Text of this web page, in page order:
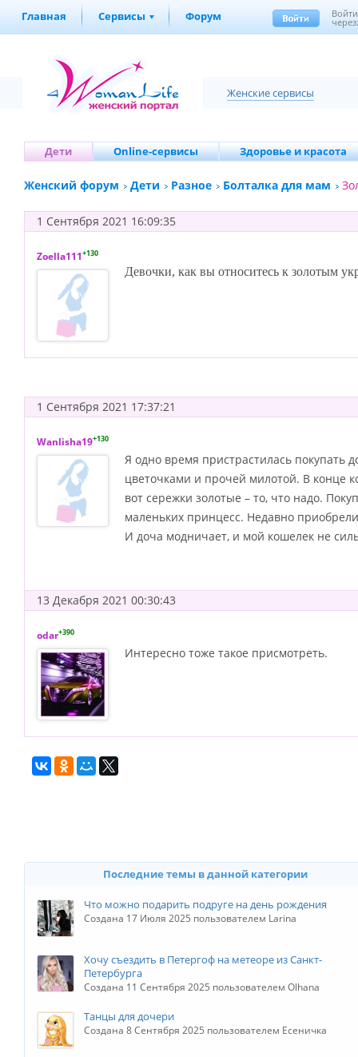
Главная Сервисы Форум Войти
Женские сервисы
Дети Online-сервисы Здоровье и красота
Женский форум Дети Разное Болталка для мам
1 Сентября 2021 16:09:35
Zoella111+130
Девочки, как вы относитесь к золотым
1 Сентября 2021 17:37:21
Wanlisha19+130
Я одно время пристрастилась покупать
цветочками и прочей милотой. В конце
вот сережки золотые – то, что надо.
маленьких принцесс. Недавно
И доча модничает, и мой кошелек не
13 Декабря 2021 00:30:43
odar+390
Интересно тоже такое присмотреть.
Последние темы в данной категории
Что можно подарить подруге на день рождения
Создана 17 Июля 2025 пользователем Larina
Хочу съездить в Петергоф на метеоре из Санкт-
Петербурга
Создана 11 Сентября 2025 пользователем Olhana
Танцы для дочери
Создана 8 Сентября 2025 пользователем Есеничка